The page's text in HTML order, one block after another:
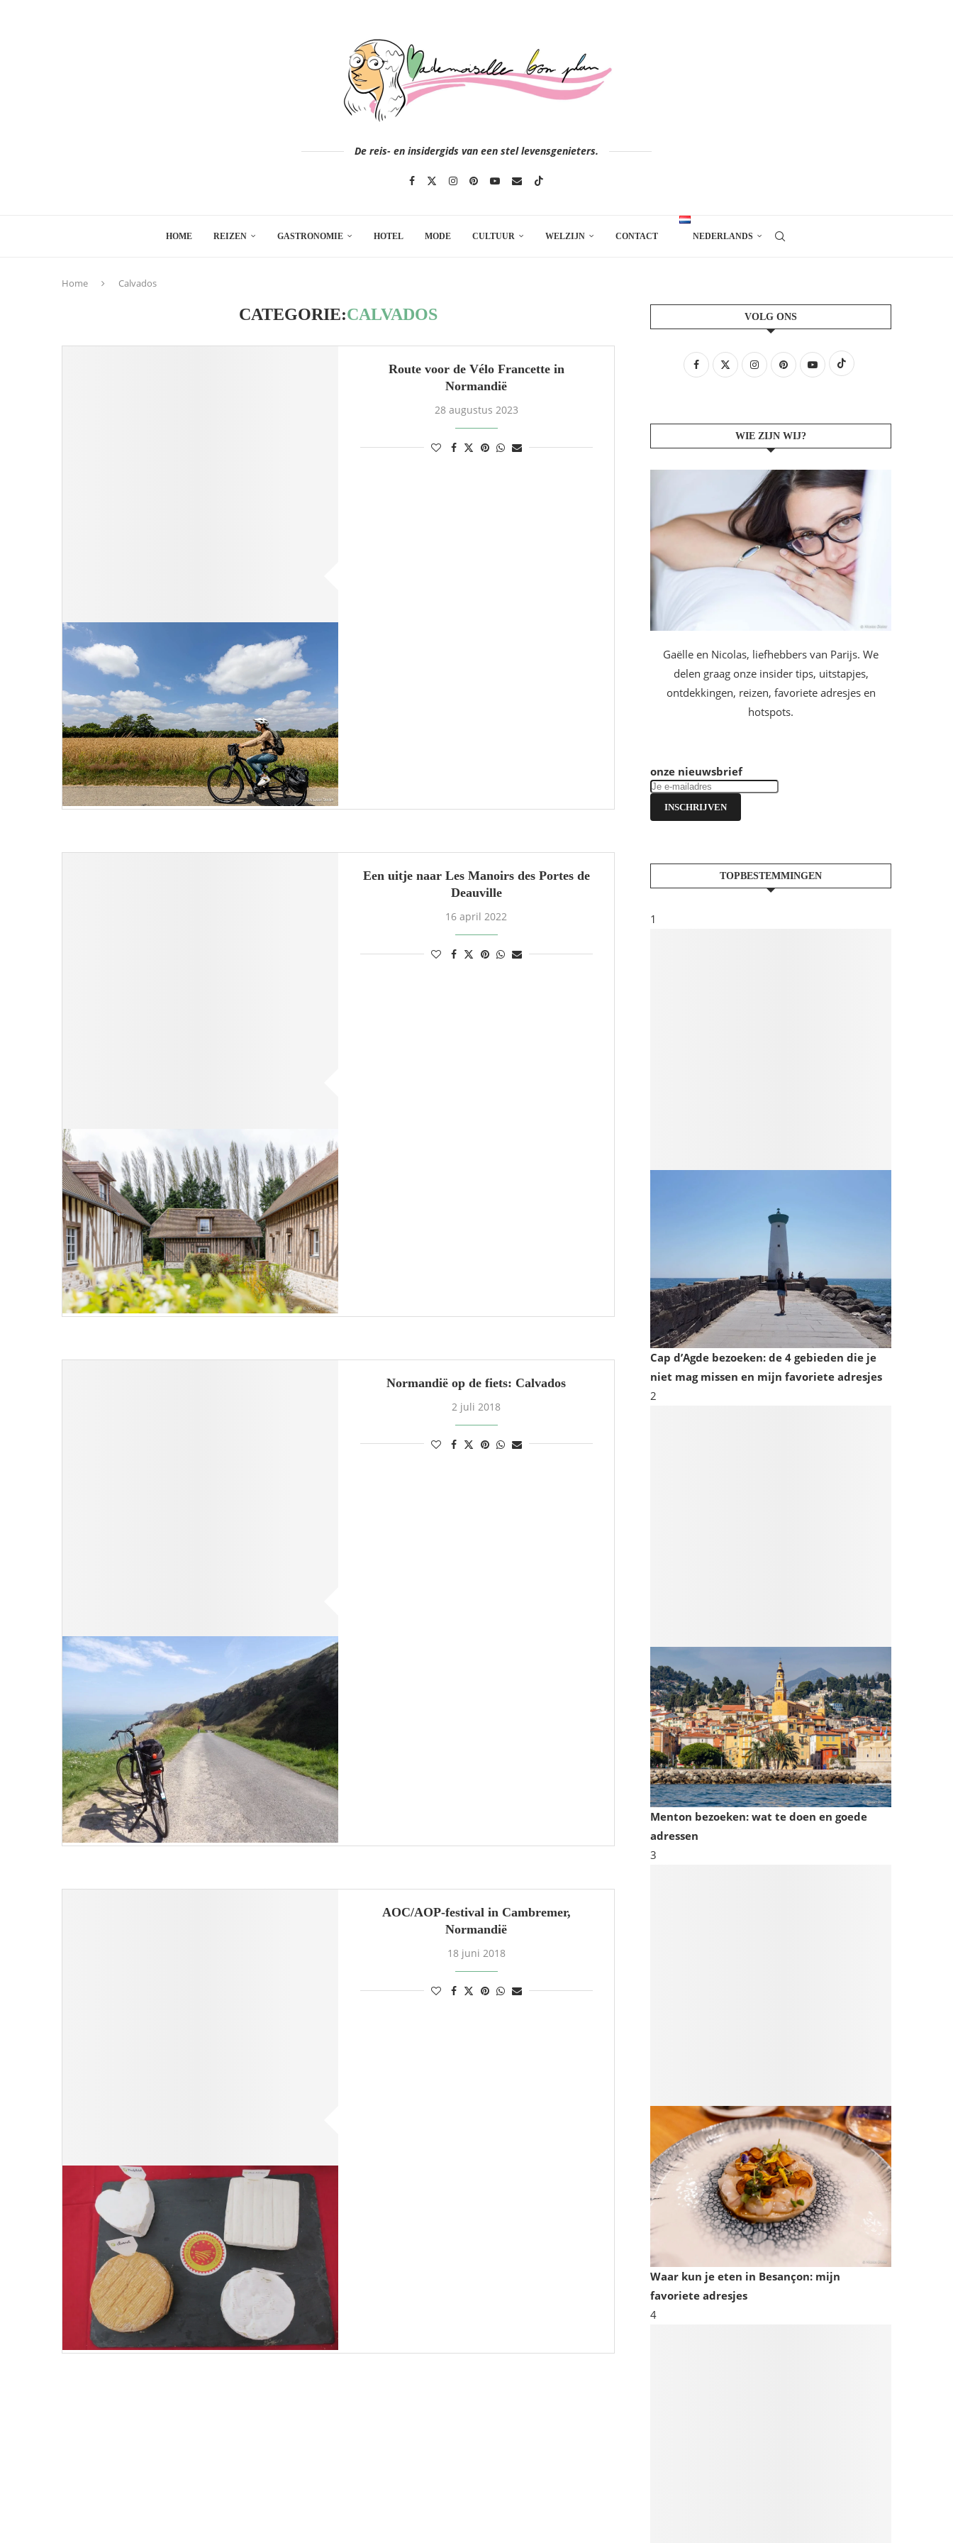
De reis- en insidergids van een stel levensgenieters.
HOME REIZEN GASTRONOMIE HOTEL MODE CULTUUR WELZIJN CONTACT NEDERLANDS
Home Calvados
CATEGORIE:CALVADOS
Route voor de Vélo Francette in
Normandië
28 augustus 2023
Een uitje naar Les Manoirs des Portes de
Deauville
16 april 2022
Normandië op de fiets: Calvados
2 juli 2018
AOC/AOP-festival in Cambremer,
Normandië
18 juni 2018
VOLG ONS
WIE ZIJN WIJ?
Gaëlle en Nicolas, liefhebbers van Parijs. We
delen graag onze insider tips, uitstapjes,
ontdekkingen, reizen, favoriete adresjes en
hotspots.
onze nieuwsbrief
INSCHRIJVEN
TOPBESTEMMINGEN
1
Cap d’Agde bezoeken: de 4 gebieden die je
niet mag missen en mijn favoriete adresjes
2
Menton bezoeken: wat te doen en goede
adressen
3
Waar kun je eten in Besançon: mijn
favoriete adresjes
4